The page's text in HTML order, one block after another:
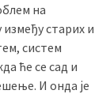
на
старих и
систем
ће се сад и
И онда је